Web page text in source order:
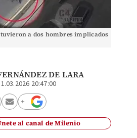
a dos hombres implicados
DE LARA
20:47:00
al canal de Milenio